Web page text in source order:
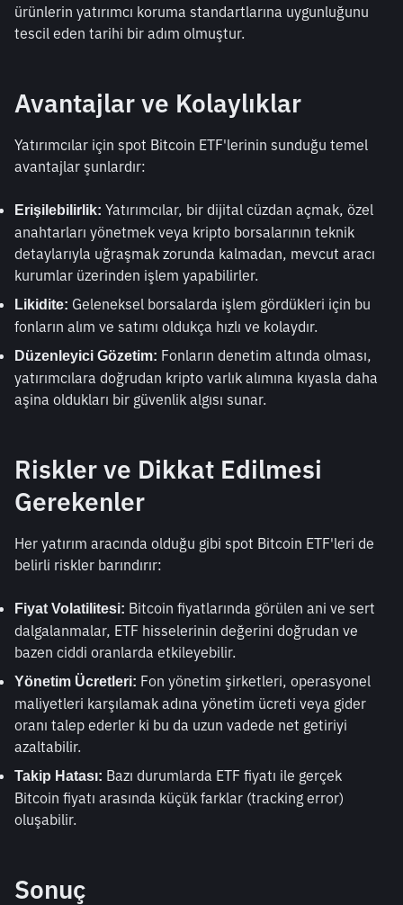
ürünlerin yatırımcı koruma standartlarına uygunluğunu
tescil eden tarihi bir adım olmuştur.
Avantajlar ve Kolaylıklar
Yatırımcılar için spot Bitcoin ETF'lerinin sunduğu temel
avantajlar şunlardır:
Erişilebilirlik: Yatırımcılar, bir dijital cüzdan açmak, özel
anahtarları yönetmek veya kripto borsalarının teknik
detaylarıyla uğraşmak zorunda kalmadan, mevcut aracı
kurumlar üzerinden işlem yapabilirler.
Likidite: Geleneksel borsalarda işlem gördükleri için bu
fonların alım ve satımı oldukça hızlı ve kolaydır.
Düzenleyici Gözetim: Fonların denetim altında olması,
yatırımcılara doğrudan kripto varlık alımına kıyasla daha
aşina oldukları bir güvenlik algısı sunar.
Riskler ve Dikkat Edilmesi
Gerekenler
Her yatırım aracında olduğu gibi spot Bitcoin ETF'leri de
belirli riskler barındırır:
Fiyat Volatilitesi: Bitcoin fiyatlarında görülen ani ve sert
dalgalanmalar, ETF hisselerinin değerini doğrudan ve
bazen ciddi oranlarda etkileyebilir.
Yönetim Ücretleri: Fon yönetim şirketleri, operasyonel
maliyetleri karşılamak adına yönetim ücreti veya gider
oranı talep ederler ki bu da uzun vadede net getiriyi
azaltabilir.
Takip Hatası: Bazı durumlarda ETF fiyatı ile gerçek
Bitcoin fiyatı arasında küçük farklar (tracking error)
oluşabilir.
Sonuç